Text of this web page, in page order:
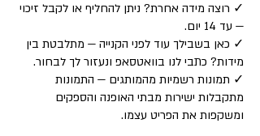
✓ רוצה מידה אחרת? ניתן להחליף או לקבל זיכוי
— עד 14 יום.
✓ כאן בשבילך עוד לפני הקנייה — מתלבטת בין
מידות? כתבי לנו בוואטסאפ ונעזור לך לבחור.
✓ תמונות רשמיות מהמותגים — התמונות
מתקבלות ישירות מבתי האופנה והספקים
ומשקפות את הפריט עצמו.